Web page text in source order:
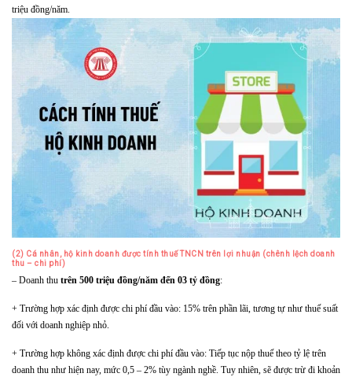
triệu đồng/năm.
(2) Cá nhân, hộ kinh doanh được tính thuế TNCN trên lợi nhuận (chênh lệch doanh
thu – chi phí)
– Doanh thu trên 500 triệu đồng/năm đến 03 tỷ đồng:
+ Trường hợp xác định được chi phí đầu vào: 15% trên phần lãi, tương tự như thuế suất
đối với doanh nghiệp nhỏ.
+ Trường hợp không xác định được chi phí đầu vào: Tiếp tục nộp thuế theo tỷ lệ trên
doanh thu như hiện nay, mức 0,5 – 2% tùy ngành nghề. Tuy nhiên, sẽ được trừ đi khoản